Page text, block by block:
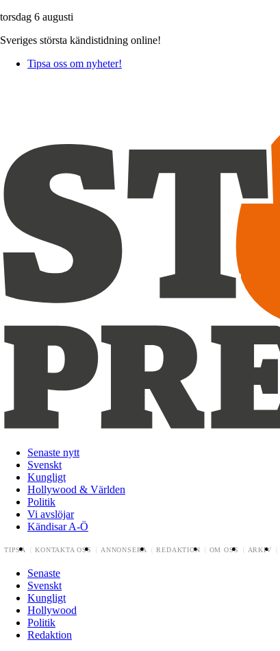
torsdag 6 augusti
Sveriges största kändistidning online!
Tipsa oss om nyheter!
Senaste nytt
Svenskt
Kungligt
Hollywood & Världen
Politik
Vi avslöjar
Kändisar A-Ö
TIPSA KONTAKTA OSS ANNONSERA REDAKTION OM OSS ARKIV
Senaste
Svenskt
Kungligt
Hollywood
Politik
Redaktion